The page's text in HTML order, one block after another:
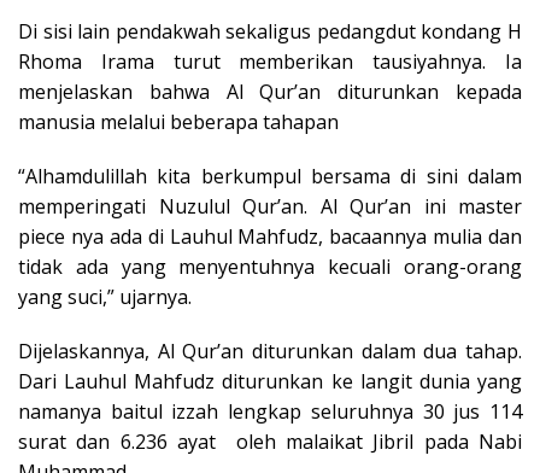
Di sisi lain pendakwah sekaligus pedangdut kondang H
Rhoma Irama turut memberikan tausiyahnya. Ia
menjelaskan bahwa Al Qur’an diturunkan kepada
manusia melalui beberapa tahapan
“Alhamdulillah kita berkumpul bersama di sini dalam
memperingati Nuzulul Qur’an. Al Qur’an ini master
piece nya ada di Lauhul Mahfudz, bacaannya mulia dan
tidak ada yang menyentuhnya kecuali orang-orang
yang suci,” ujarnya.
Dijelaskannya, Al Qur’an diturunkan dalam dua tahap.
Dari Lauhul Mahfudz diturunkan ke langit dunia yang
namanya baitul izzah lengkap seluruhnya 30 jus 114
surat dan 6.236 ayat oleh malaikat Jibril pada Nabi